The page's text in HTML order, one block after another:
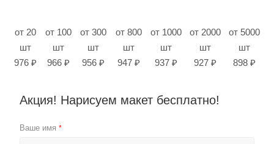
от 20
шт
976 ₽
от 100
шт
966 ₽
от 300
шт
956 ₽
от 800
шт
947 ₽
от 1000
шт
937 ₽
от 2000
шт
927 ₽
от 5000
шт
898 ₽
Акция! Нарисуем макет бесплатно!
Ваше имя *